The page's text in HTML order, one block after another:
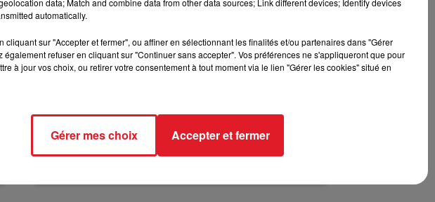
11h00 - 12h00
SUR UN AIR D'ACCORDÉON
8h00 - 10h00
13 juillet 2026
WINGLES: UN JEUNE PERD LA VIE, NOYÉ À
LA BASE DE LOISIRS
automatically.
cliquant sur "Accepter et fermer", ou affiner en sélectionnant les finalités et/ou partenaires dans "Gérer
également refuser en cliquant sur "Continuer sans accepter". Vos préférences ne s'appliqueront que pour
à jour vos choix, ou retirer votre consentement à tout moment via le lien "Gérer les cookies" situé en
Gérer mes choix Accepter et fermer